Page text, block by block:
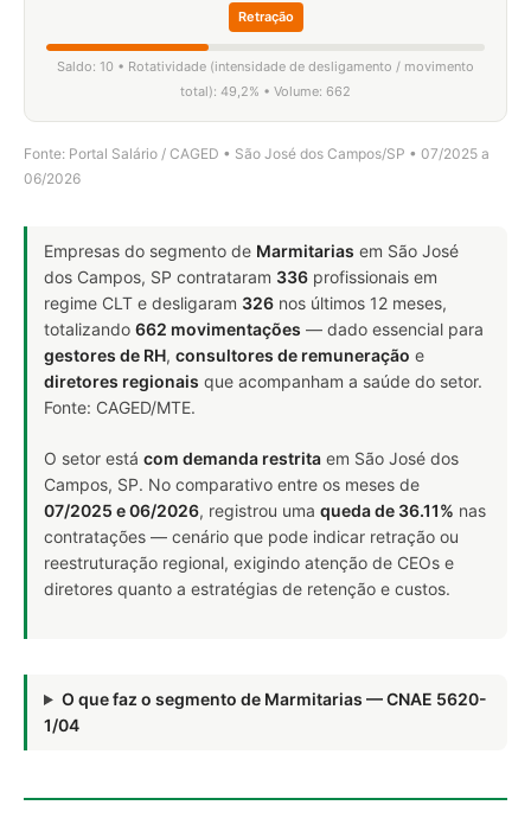
Retração
Saldo: 10 • Rotatividade (intensidade de desligamento / movimento
total): 49,2% • Volume: 662
Fonte: Portal Salário / CAGED • São José dos Campos/SP • 07/2025 a
06/2026
Empresas do segmento de Marmitarias em São José
dos Campos, SP contrataram 336 profissionais em
regime CLT e desligaram 326 nos últimos 12 meses,
totalizando 662 movimentações — dado essencial para
gestores de RH, consultores de remuneração e
diretores regionais que acompanham a saúde do setor.
Fonte: CAGED/MTE.
O setor está com demanda restrita em São José dos
Campos, SP. No comparativo entre os meses de
07/2025 e 06/2026, registrou uma queda de 36.11% nas
contratações — cenário que pode indicar retração ou
reestruturação regional, exigindo atenção de CEOs e
diretores quanto a estratégias de retenção e custos.
O que faz o segmento de Marmitarias — CNAE 5620-
1/04